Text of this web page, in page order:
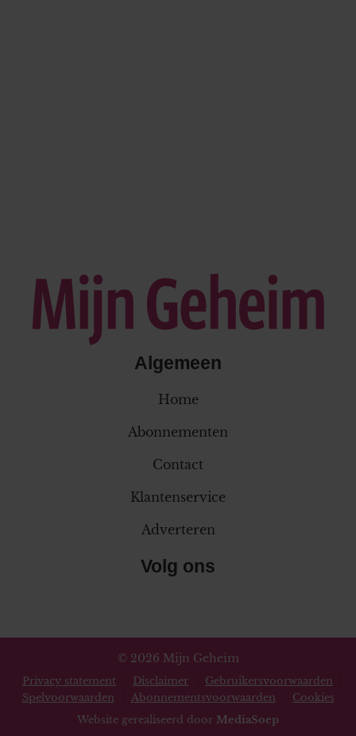
Algemeen
Home
Abonnementen
Contact
Klantenservice
Adverteren
Volg ons
© 2026 Mijn Geheim
Privacy statement Disclaimer
Gebruikersvoorwaarden
Spelvoorwaarden
Abonnementsvoorwaarden
Cookies
Website gerealiseerd door MediaSoep